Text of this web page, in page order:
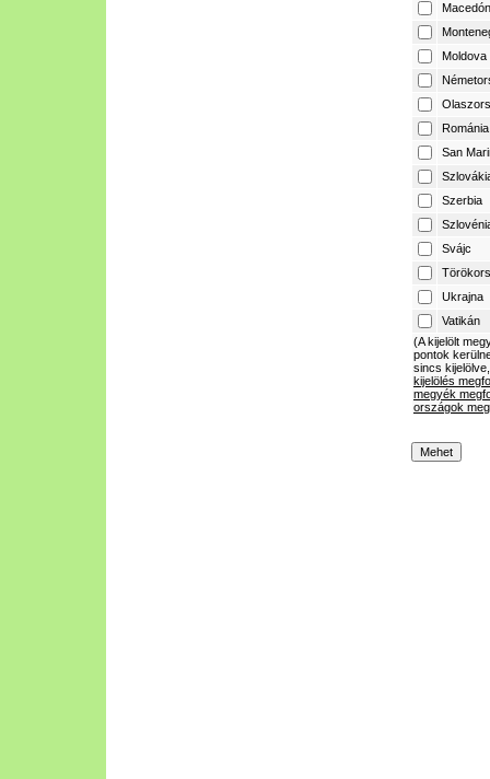
Moldova
Románia
San
Szerbia
Svájc
Ukrajna
Vatikán
(A kijelölt
pontok
sincs
kijelölés
megyék
országok